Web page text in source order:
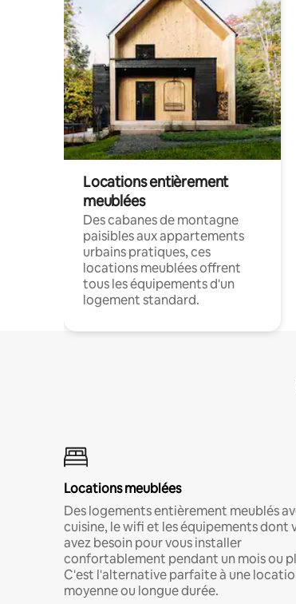
Locations entièrement
meublées
Des cabanes de montagne
paisibles aux appartements
urbains pratiques, ces
locations meublées offrent
tous les équipements d'un
logement standard.
Locations meublées
Des logements entièrement meublés
cuisine, le wifi et les équipements dont
avez besoin pour vous installer
confortablement pendant un mois ou
C'est l'alternative parfaite à une
moyenne ou longue durée.